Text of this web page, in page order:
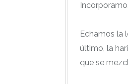
Echamos la
último, la
que se